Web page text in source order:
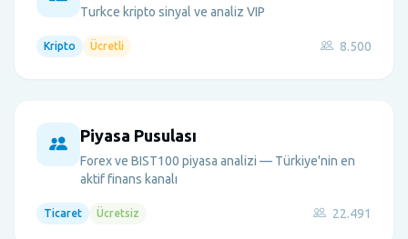
Turkce kripto sinyal ve analiz VIP
Kripto Ücretli 8.500
Piyasa Pusulası
Forex ve BIST100 piyasa analizi — Türkiye'nin en
aktif finans kanalı
Ticaret Ücretsiz 22.491